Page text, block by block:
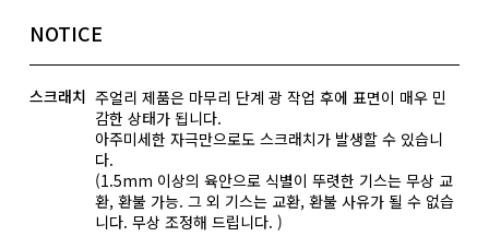
NOTICE
스크래치 주얼리 제품은 마무리 단계 광 작업 후에 표면이 매우 민
감한 상태가 됩니다.
아주미세한 자극만으로도 스크래치가 발생할 수 있습니
다.
(1.5mm 이상의 육안으로 식별이 뚜렷한 기스는 무상 교
환, 환불 가능. 그 외 기스는 교환, 환불 사유가 될 수 없습
니다. 무상 조정해 드립니다. )